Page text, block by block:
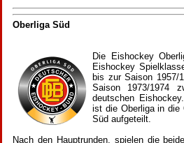
Oberliga Süd
Die Eishockey
Eishockey
bis zur Saison 1957/
Saison 1973/1974
deutschen
ist die Oberliga in die
Süd aufgeteilt.
Nach den Hauptrunden, spielen die